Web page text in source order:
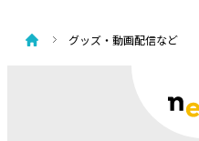
グッズ・動画配信など